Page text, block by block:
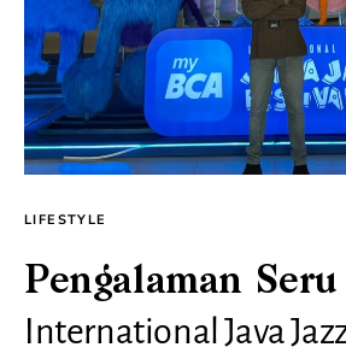
LIFESTYLE
Pengalaman
International Java